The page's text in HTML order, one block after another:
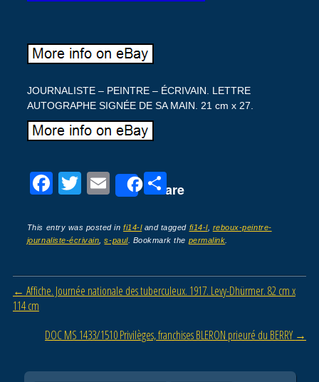
JOURNALISTE – PEINTRE – ÉCRIVAIN. LETTRE
AUTOGRAPHE SIGNÉE DE SA MAIN. 21 cm x 27.
F
c
e
b
o
k
T
tt
er
E
ail
Share
P
ta
g
er
This entry was posted infi14-land tagged fi14-l, reboux-peintre-
journaliste-écrivain ,s-paul. Bookmark the permalink
Post navigation
← Affiche. Journée nationale des tuberculeux. 1917. Levy-Dhürmer. 82 cm x
114 cm
DOC MS 1433/1510 Privilèges, franchises BLERON prieuré du BERRY →